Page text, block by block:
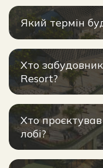
Який термін
Хто
Resort?
Хто проєктував
лобі?